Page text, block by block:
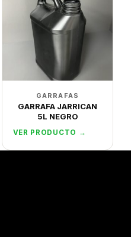
GARRAFAS
GARRAFA JARRICAN
5L NEGRO
VER PRODUCTO →